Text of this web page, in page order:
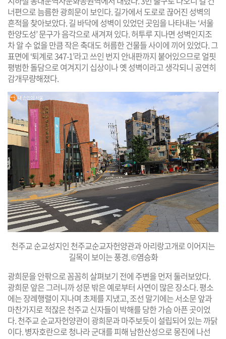
너편으로 늠름한 광희문이 보인다. 길가에서 도로로 끊어진 성벽의
흔적을 찾아보았다. 길 바닥에 성벽이 있었던 곳임을 나타내는 ‘서울
한양도성’ 문구가 음각으로 새겨져 있다. 허투루 지나면 성벽인지조
차 알 수 없을 만큼 작은 축대도 허름한 건물들 사이에 끼어 있었다. 그
표면에 ‘퇴계로 347-1’라고 쓰인 번지 안내판까지 붙어있으므로 얼핏
평범한 돌담으로 여겨지기 십상이나 옛 성벽이라고 생각되니 공연히
감개무량해졌다.
천주교 순교성지인 천주교순교자헌양관과 아리랑고개로 이어지는
길목이 보이는 풍경. ©염승화
광희문을 안팎으로 꼼꼼히 살펴보기 전에 주변을 먼저 둘러보았다.
광희문 앞은 그러니까 성문 밖은 예로부터 사연이 많은 장소다. 평소
에는 장례행렬이 지나며 초제를 지냈고, 조선 말기에는 서소문 앞과
마찬가지로 적잖은 천주교 신자들이 박해를 당한 가슴 아픈 곳이었
다. 천주교 순교자헌양관이 광희문과 마주보듯이 설립되어 있는 까닭
이다. 병자호란으로 청나라 군대를 피해 남한산성으로 몽진에 나선